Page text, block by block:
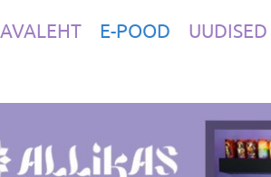
AVALEHT E-POOD UUDISED